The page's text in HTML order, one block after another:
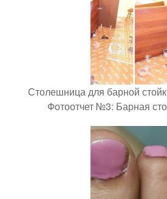
Столешница для барной
Фотоотчет №3: Барная